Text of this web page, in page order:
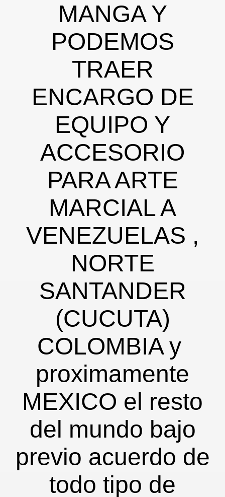
MANGA Y
PODEMOS
TRAER
ENCARGO DE
EQUIPO Y
ACCESORIO
PARA ARTE
MARCIAL A
VENEZUELAS ,
NORTE
SANTANDER
(CUCUTA)
COLOMBIA y
proximamente
MEXICO el resto
del mundo bajo
previo acuerdo de
todo tipo de
(personalizado)